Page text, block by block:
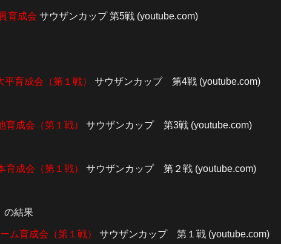
育成会 サウザンカップ 第5戦 (youtube.com)
育成会（第１戦） サウザンカップ 第4戦 (youtube.com)
成会（第１戦） サウザンカップ 第3戦 (youtube.com)
成会（第１戦） サウザンカップ 第２戦 (youtube.com)
の結果
ム育成会（第１戦） サウザンカップ 第１戦 (youtube.com)